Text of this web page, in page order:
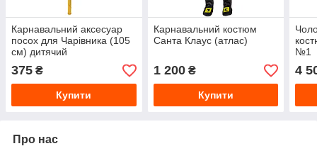
Карнавальний аксесуар
посох для Чарівника (105
см) дитячий
375 ₴
Купити
Карнавальний костюм
Санта Клаус (атлас)
1 200₴
Купити
№1
4
Про нас